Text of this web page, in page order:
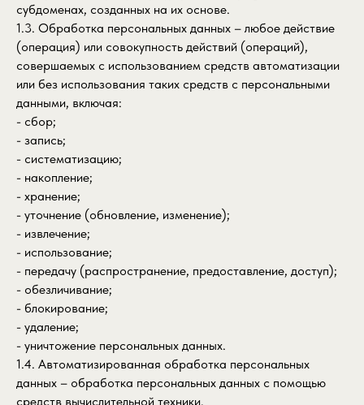
субдоменах, созданных на их основе.
1.3. Обработка персональных данных – любое действие
(операция) или совокупность действий (операций),
совершаемых с использованием средств автоматизации
или без использования таких средств с персональными
данными, включая:
- сбор;
- запись;
- систематизацию;
- накопление;
- хранение;
- уточнение (обновление, изменение);
- извлечение;
- использование;
- передачу (распространение, предоставление, доступ);
- обезличивание;
- блокирование;
- удаление;
- уничтожение персональных данных.
1.4. Автоматизированная обработка персональных
данных – обработка персональных данных с помощью
средств вычислительной техники.